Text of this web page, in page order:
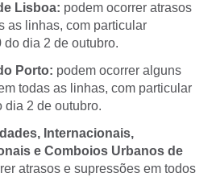
Lisboa: podem ocorrer atrasos
as linhas, com particular
dia 2 de outubro.
Porto: podem ocorrer alguns
todas as linhas, com particular
dia 2 de outubro.
Internacionais,
e Comboios Urbanos de
atrasos e supressões em todos